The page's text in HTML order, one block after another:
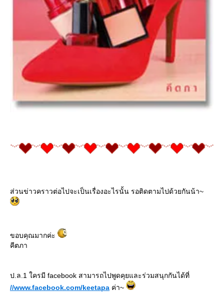
ส่วนข่าวคราวต่อไปจะเป็นเรื่องอะไรนั้น รอติดตามไปด้วยกันน้า~
ขอบคุณมากค่ะ
คีตภา
ป.ล.1 ใครมี facebook สามารถไปพูดคุยและร่วมสนุกกันได้ที่
//www.facebook.com/keetapa ค่า~